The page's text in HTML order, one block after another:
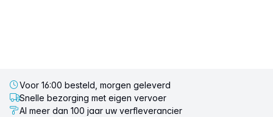
Voor 16:00 besteld, morgen geleverd
Snelle bezorging met eigen vervoer
Al meer dan 100 jaar uw verfleverancier